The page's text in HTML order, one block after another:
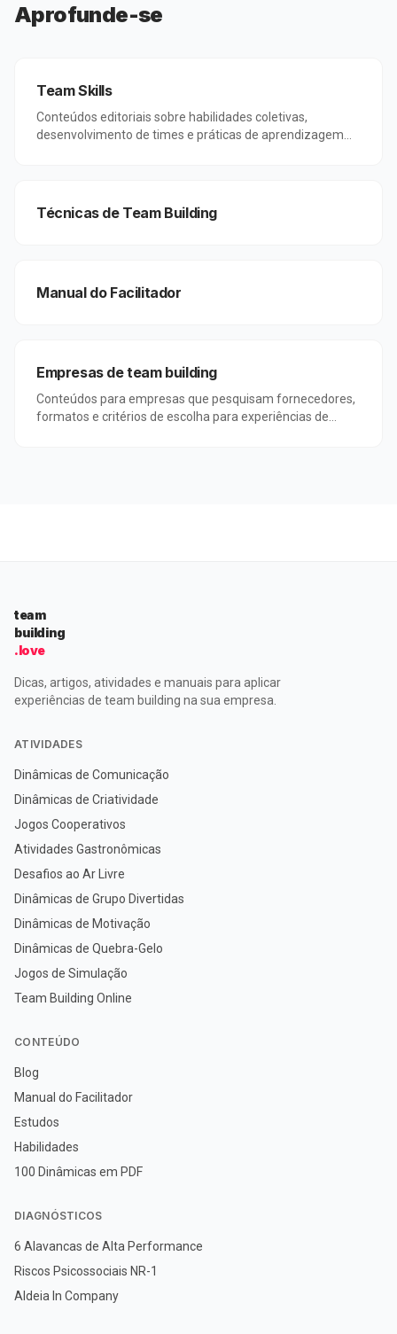
Aprofunde-se
Team Skills
Conteúdos editoriais sobre habilidades coletivas,
desenvolvimento de times e práticas de aprendizagem
Técnicas de Team Building
Manual do Facilitador
Empresas de team building
Conteúdos para empresas que pesquisam fornecedores,
formatos e critérios de escolha para experiências de
team
building
.love
Dicas, artigos, atividades e manuais para aplicar
experiências de team building na sua empresa.
ATIVIDADES
Dinâmicas de Comunicação
Dinâmicas de Criatividade
Jogos Cooperativos
Atividades Gastronômicas
Desafios ao Ar Livre
Dinâmicas de Grupo Divertidas
Dinâmicas de Motivação
Dinâmicas de Quebra-Gelo
Jogos de Simulação
Team Building Online
CONTEÚDO
Blog
Manual do Facilitador
Estudos
Habilidades
100 Dinâmicas em PDF
DIAGNÓSTICOS
6 Alavancas de Alta Performance
Riscos Psicossociais NR-1
Aldeia In Company